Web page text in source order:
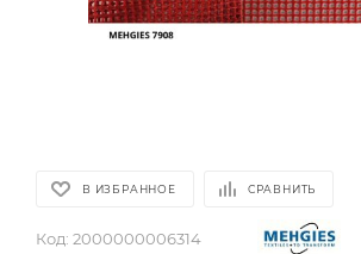
В ИЗБРАННОЕ СРАВНИТЬ
Код: 2000000006314